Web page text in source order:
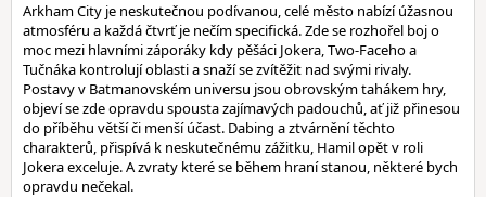
Arkham City je neskutečnou podívanou, celé město nabízí úžasnou
atmosféru a každá čtvrť je nečím specifická. Zde se rozhořel boj o
moc mezi hlavními záporáky kdy pěšáci Jokera, Two-Faceho a
Tučnáka kontrolují oblasti a snaží se zvítěžit nad svými rivaly.
Postavy v Batmanovském universu jsou obrovským tahákem hry,
objeví se zde opravdu spousta zajímavých padouchů, ať již přinesou
do příběhu větší či menší účast. Dabing a ztvárnění těchto
charakterů, přispívá k neskutečnému zážitku, Hamil opět v roli
Jokera exceluje. A zvraty které se během hraní stanou, některé bych
opravdu nečekal.